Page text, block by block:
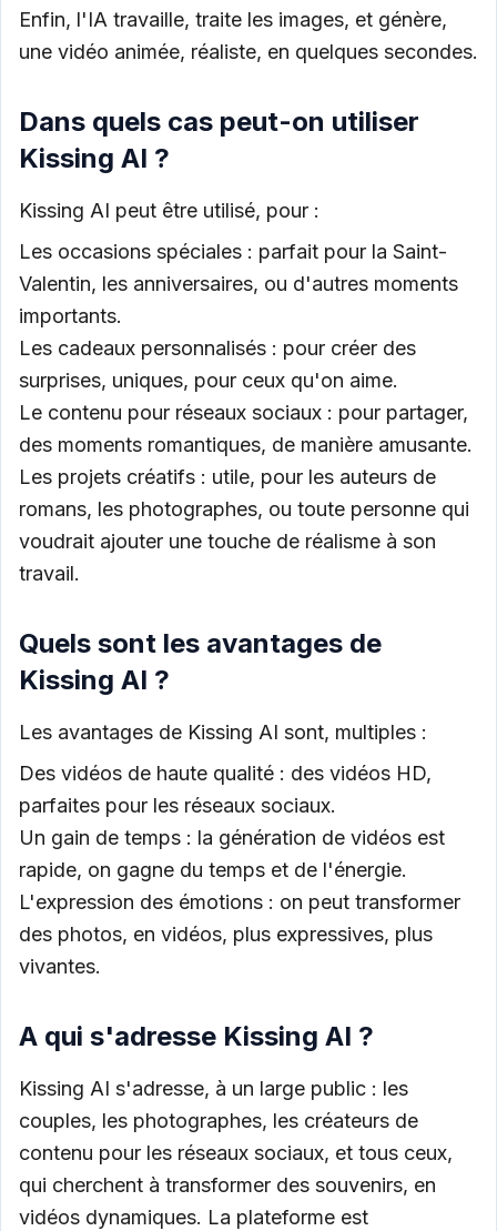
Enfin, l'IA travaille, traite les images, et génère,
une vidéo animée, réaliste, en quelques secondes.
Dans quels cas peut-on utiliser
Kissing AI ?
Kissing AI peut être utilisé, pour :
Les occasions spéciales : parfait pour la Saint-
Valentin, les anniversaires, ou d'autres moments
importants.
Les cadeaux personnalisés : pour créer des
surprises, uniques, pour ceux qu'on aime.
Le contenu pour réseaux sociaux : pour partager,
des moments romantiques, de manière amusante.
Les projets créatifs : utile, pour les auteurs de
romans, les photographes, ou toute personne qui
voudrait ajouter une touche de réalisme à son
travail.
Quels sont les avantages de
Kissing AI ?
Les avantages de Kissing AI sont, multiples :
Des vidéos de haute qualité : des vidéos HD,
parfaites pour les réseaux sociaux.
Un gain de temps : la génération de vidéos est
rapide, on gagne du temps et de l'énergie.
L'expression des émotions : on peut transformer
des photos, en vidéos, plus expressives, plus
vivantes.
A qui s'adresse Kissing AI ?
Kissing AI s'adresse, à un large public : les
couples, les photographes, les créateurs de
contenu pour les réseaux sociaux, et tous ceux,
qui cherchent à transformer des souvenirs, en
vidéos dynamiques. La plateforme est